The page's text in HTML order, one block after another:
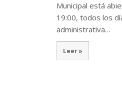
Municipal está
19:00, todos los
administrativa…
Leer »